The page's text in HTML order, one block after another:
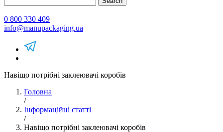
0 800 330 409
info@manupackaging.ua
Навіщо потрібні заклеювачі коробів
Головна
/
Інформаційні статті
/
Навіщо потрібні заклеювачі коробів